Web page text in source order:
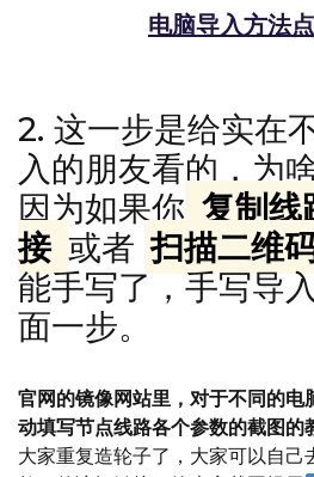
电脑导入方法
2. 这一步是给实在
入的朋友看的，为
因为如果你 复制线
接 或者 扫描二维
能手写了，手写导
面一步。
官网的镜像网站里，对于不同的电
动填写节点线路各个参数的截图的
大家重复造轮子了，大家可以自己